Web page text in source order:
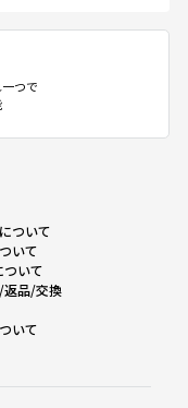
つで
ついて
いて
いて
返品/交換
いて